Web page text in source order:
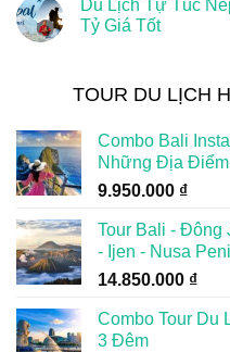
Du Lịch Tự Túc
Tỷ Giá Tốt
TOUR DU LỊCH
Combo Bali
Những Địa
9.950.000 ₫
Tour Bali - Đông
- Ijen - Nusa
14.850.000 ₫
Combo Tour Du
3 Đêm